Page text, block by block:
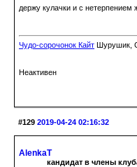
держу кулачки и с нетерпением
Чудо-сорочонок Кайт Шурушик,
Неактивен
#129 2019-04-24 02:16:32
AlenkaT
кандидат в члены